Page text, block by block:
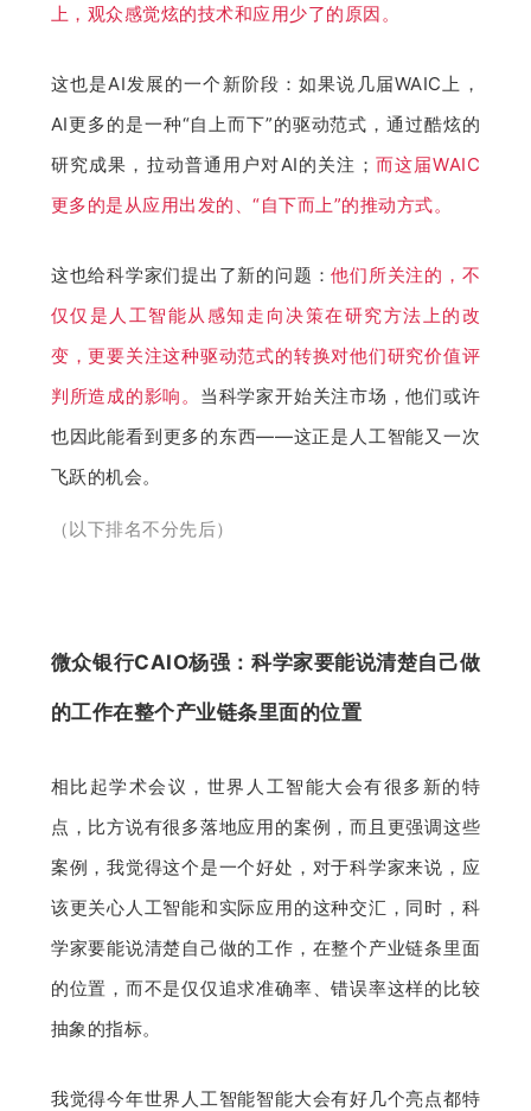
上，观众感觉炫的技术和应用少了的原因。
这也是AI发展的一个新阶段：如果说几届WAIC上，
AI更多的是一种“自上而下”的驱动范式，通过酷炫的
研究成果，拉动普通用户对AI的关注； 而这届WAIC
更多的是从应用出发的、“自下而上”的推动方式。
这也给科学家们提出了新的问题：他们所关注的，不
仅仅是人工智能从感知走向决策在研究方法上的改
变，更要关注这种驱动范式的转换对他们研究价值评
判所造成的影响。 当科学家开始关注市场，他们或许
也因此能看到更多的东西——这正是人工智能又一次
飞跃的机会。
（以下排名不分先后）
微众银行CAIO杨强：科学家要能说清楚自己做
的工作在整个产业链条里面的位置
相比起学术会议，世界人工智能大会有很多新的特
点，比方说有很多落地应用的案例，而且更强调这些
案例，我觉得这个是一个好处，对于科学家来说，应
该更关心人工智能和实际应用的这种交汇，同时，科
学家要能说清楚自己做的工作，在整个产业链条里面
的位置，而不是仅仅追求准确率、错误率这样的比较
抽象的指标。
我觉得今年世界人工智能智能大会有好几个亮点都特